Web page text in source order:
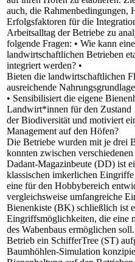
auch, die Rahmenbedingungen,
Erfolgsfaktoren für die
Arbeitsalltag der Betriebe zu
folgende Fragen: • Wie kann
landwirtschaftlichen Betrieben
integriert werden? •
Bieten die landwirtschaftlichen
ausreichende
• Sensibilisiert die eigene
Landwirt*innen für den Zustand
der Biodiversität und motiviert
Management auf den Höfen?
Die Betriebe wurden mit je drei
konnten zwischen
Dadant-Magazinbeute (DD) ist
klassischen imkerlichen
eine für den Hobbybereich
vergleichsweise umfangreiche
Bienenkiste (BK) schließlich ist
Eingriffsmöglichkeiten, die eine
des Wabenbaus ermöglichen
Betrieb ein SchifferTree (ST)
Baumhöhlen-Simulation